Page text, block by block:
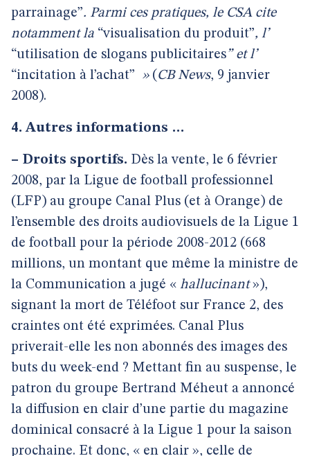
parrainage”. Parmi ces pratiques, le CSA cite
notamment la “visualisation du produit”, l’
“utilisation de slogans publicitaires” et l’
“incitation à l’achat” »( CB News, 9 janvier
2008).
4. Autres informations …
– Droits sportifs. Dès la vente, le 6 février
2008, par la Ligue de football professionnel
(LFP) au groupe Canal Plus (et à Orange) de
l’ensemble des droits audiovisuels de la Ligue 1
de football pour la période 2008-2012 (668
millions, un montant que même la ministre de
la Communication a jugé « hallucinant»),
signant la mort de Téléfoot sur France 2, des
craintes ont été exprimées. Canal Plus
priverait-elle les non abonnés des images des
buts du week-end ? Mettant fin au suspense, le
patron du groupe Bertrand Méheut a annoncé
la diffusion en clair d’une partie du magazine
dominical consacré à la Ligue 1 pour la saison
prochaine. Et donc, « en clair », celle de